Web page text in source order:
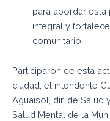
para abordar
integral y
comunitario.
Participaron de esta
ciudad, el intendente
Aguaisol, dir. de Salud
Salud Mental de la